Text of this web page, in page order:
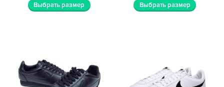
Выбрать размер Выбрать размер